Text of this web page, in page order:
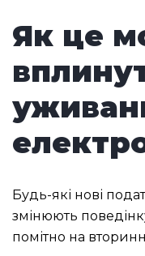
Як це
Будь-які нові
змінюють
помітно на